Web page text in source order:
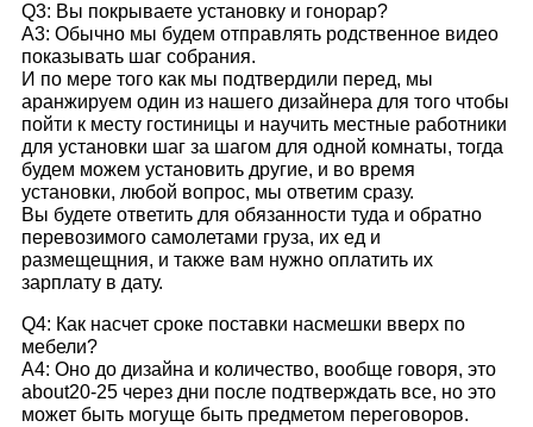
Q3: Вы покрываете установку и гонорар?
A3: Обычно мы будем отправлять родственное видео
показывать шаг собрания.
И по мере того как мы подтвердили перед, мы
аранжируем один из нашего дизайнера для того чтобы
пойти к месту гостиницы и научить местные работники
для установки шаг за шагом для одной комнаты, тогда
будем можем установить другие, и во время
установки, любой вопрос, мы ответим сразу.
Вы будете ответить для обязанности туда и обратно
перевозимого самолетами груза, их ед и
размещещния, и также вам нужно оплатить их
зарплату в дату.
Q4: Как насчет сроке поставки насмешки вверх по
мебели?
A4: Оно до дизайна и количество, вообще говоря, это
about20-25 через дни после подтверждать все, но это
может быть могуще быть предметом переговоров.